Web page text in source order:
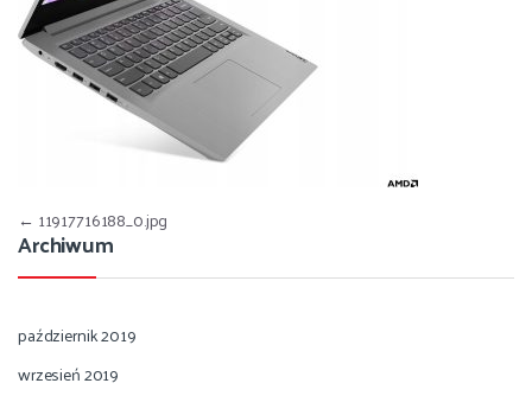
Nawigacja wpisu
← 11917716188_0.jpg
Archiwum
październik 2019
wrzesień 2019